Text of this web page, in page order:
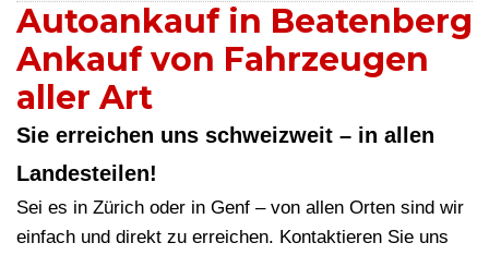
Autoankauf in Beatenberg
Ankauf von Fahrzeugen
aller Art
Sie erreichen uns schweizweit – in allen
Landesteilen!
Sei es in Zürich oder in Genf – von allen Orten sind wir
einfach und direkt zu erreichen. Kontaktieren Sie uns